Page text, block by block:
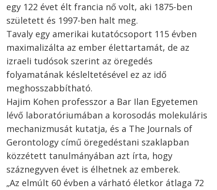
egy 122 évet élt francia nő volt, aki 1875-ben
született és 1997-ben halt meg.
Tavaly egy amerikai kutatócsoport 115 évben
maximalizálta az ember élettartamát, de az
izraeli tudósok szerint az öregedés
folyamatának késleltetésével ez az idő
meghosszabbítható.
Hajim Kohen professzor a Bar Ilan Egyetemen
lévő laboratóriumában a korosodás molekuláris
mechanizmusát kutatja, és a The Journals of
Gerontology című öregedéstani szaklapban
közzétett tanulmányában azt írta, hogy
száznegyven évet is élhetnek az emberek.
„Az elmúlt 60 évben a várható életkor átlaga 72